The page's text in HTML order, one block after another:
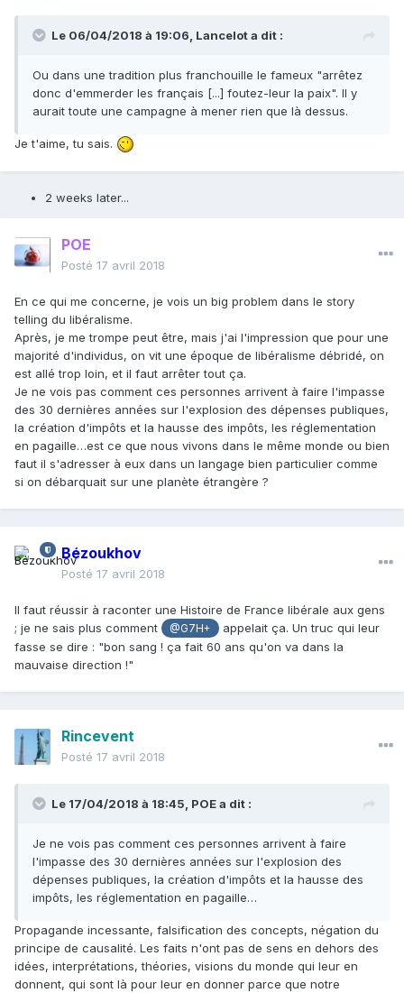
Le 06/04/2018 à 19:06, Lancelota dit :
Ou dans une tradition plus franchouille le fameux "arrêtez
donc d'emmerder les français [...] foutez-leur la paix". Il y
aurait toute une campagne à mener rien que là dessus.
Je t'aime, tu sais.
2 weeks later...
POE
Posté 17 avril 2018
En ce qui me concerne, je vois un big problem dans le story
telling du libéralisme.
Après, je me trompe peut être, mais j'ai l'impression que pour une
majorité d'individus, on vit une époque de libéralisme débridé, on
est allé trop loin, et il faut arrêter tout ça.
Je ne vois pas comment ces personnes arrivent à faire l'impasse
des 30 dernières années sur l'explosion des dépenses publiques,
la création d'impôts et la hausse des impôts, les réglementation
en pagaille…est ce que nous vivons dans le même monde ou bien
faut il s'adresser à eux dans un langage bien particulier comme
si on débarquait sur une planète étrangère ?
Bézoukhov
Posté 17 avril 2018
Il faut réussir à raconter une Histoire de France libérale aux gens
; je ne sais plus comment
@G7H+
appelait ça. Un truc qui leur
fasse se dire : "bon sang ! ça fait 60 ans qu'on va dans la
mauvaise direction !"
Rincevent
Posté 17 avril 2018
Le 17/04/2018 à 18:45, POEa dit :
Je ne vois pas comment ces personnes arrivent à faire
l'impasse des 30 dernières années sur l'explosion des
dépenses publiques, la création d'impôts et la hausse des
impôts, les réglementation en pagaille…
Propagande incessante, falsification des concepts, négation du
principe de causalité. Les faits n'ont pas de sens en dehors des
idées, interprétations, théories, visions du monde qui leur en
donnent, qui sont là pour leur en donner parce que notre